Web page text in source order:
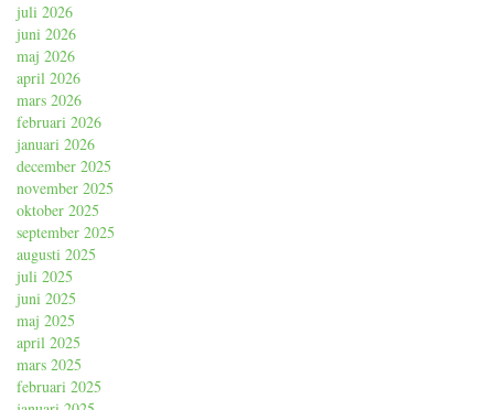
juli 2026
juni 2026
maj 2026
april 2026
mars 2026
februari 2026
januari 2026
december 2025
november 2025
oktober 2025
september 2025
augusti 2025
juli 2025
juni 2025
maj 2025
april 2025
mars 2025
februari 2025